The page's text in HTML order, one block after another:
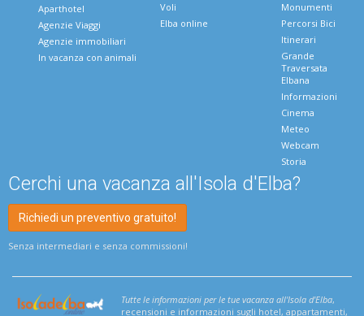
Aparthotel
Agenzie Viaggi
Agenzie immobiliari
In vacanza con animali
Voli
Elba online
Monumenti
Percorsi Bici
Itinerari
Grande
Traversata
Elbana
Informazioni
Cinema
Meteo
Webcam
Storia
Cerchi una vacanza all'Isola d'Elba?
Richiedi un preventivo gratuito!
Senza intermediari e senza commissioni!
Tutte le informazioni per le tue vacanza all'Isola d'Elba,
recensioni e informazioni sugli hotel, appartamenti,